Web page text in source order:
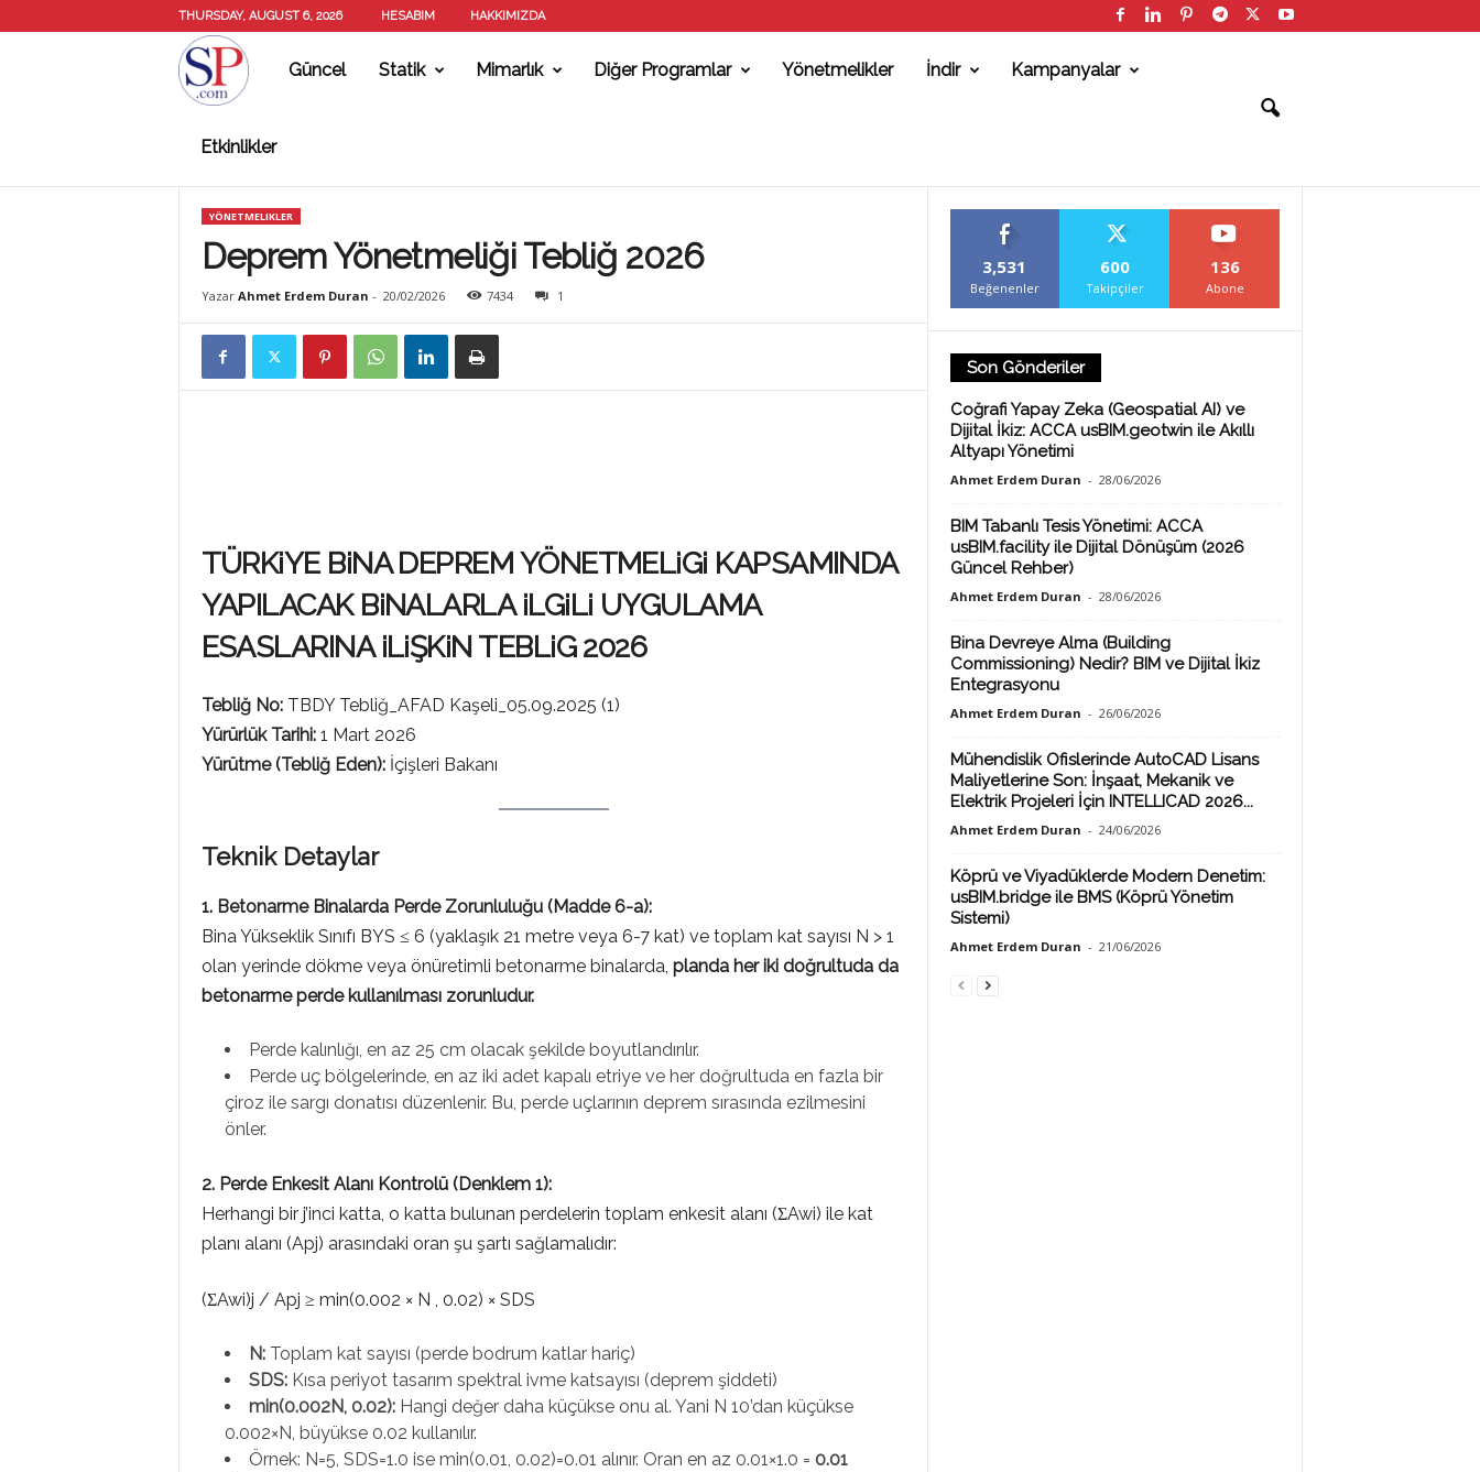
THURSDAY, AUGUST 6, 2026 HESABIM HAKKIMIZDA
T
A
T
İ
R
G
A
M
L
R
Güncel Statik Mimarlık Diğer Programlar Yönetmelikler İndir Kampanyalar
Etkinlikler
YÖNETMELIKLER
Deprem Yönetmeliği Tebliğ 2026
Yazar Ahmet Erdem Duran - 20/02/2026 7434 1
TÜRKiYE BiNA DEPREM YÖNETMELiGi KAPSAMINDA
YAPILACAK BiNALARLA iLGiLi UYGULAMA
ESASLARINA iLiŞKiN TEBLiG 2026
Tebliğ No:TBDY Tebliğ_AFAD Kaşeli_05.09.2025 (1)
Yürürlük Tarihi:1 Mart 2026
Yürütme (Tebliğ Eden):İçişleri Bakanı
Teknik Detaylar
1. Betonarme Binalarda Perde Zorunluluğu (Madde 6-a):
Bina Yükseklik Sınıfı BYS ≤ 6 (yaklaşık 21 metre veya 6-7 kat) ve toplam kat sayısı N > 1
olan yerinde dökme veya önüretimli betonarme binalarda, planda her iki doğrultuda da
betonarme perde kullanılması zorunludur.
Perde kalınlığı, en az 25 cm olacak şekilde boyutlandırılır.
Perde uç bölgelerinde, en az iki adet kapalı etriye ve her doğrultuda en fazla bir
çiroz ile sargı donatısı düzenlenir. Bu, perde uçlarının deprem sırasında ezilmesini
önler.
2. Perde Enkesit Alanı Kontrolü (Denklem 1):
Herhangi bir j’inci katta, o katta bulunan perdelerin toplam enkesit alanı (ΣAwi) ile kat
planı alanı (Apj) arasındaki oran şu şartı sağlamalıdır:
(ΣAwi)j / Apj ≥ min(0.002 × N , 0.02) × SDS
N:Toplam kat sayısı (perde bodrum katlar hariç)
SDS:Kısa periyot tasarım spektral ivme katsayısı (deprem şiddeti)
min(0.002N, 0.02):Hangi değer daha küçükse onu al. Yani N 10’dan küçükse
0.002×N, büyükse 0.02 kullanılır.
Örnek: N=5, SDS=1.0 ise min(0.01, 0.02)=0.01 alınır. Oran en az 0.01×1.0 = 0.01
3,531
Beğenenler
600
Takipçiler
136
Abone
Son Gönderiler
Coğrafi Yapay Zeka (Geospatial AI) ve
Dijital İkiz: ACCA usBIM.geotwin ile Akıllı
Altyapı Yönetimi
Ahmet Erdem Duran - 28/06/2026
BIM Tabanlı Tesis Yönetimi: ACCA
usBIM.facility ile Dijital Dönüşüm (2026
Güncel Rehber)
Ahmet Erdem Duran - 28/06/2026
Bina Devreye Alma (Building
Commissioning) Nedir? BIM ve Dijital İkiz
Entegrasyonu
Ahmet Erdem Duran - 26/06/2026
Mühendislik Ofislerinde AutoCAD Lisans
Maliyetlerine Son: İnşaat, Mekanik ve
Elektrik Projeleri İçin INTELLICAD 2026...
Ahmet Erdem Duran - 24/06/2026
Köprü ve Viyadüklerde Modern Denetim:
usBIM.bridge ile BMS (Köprü Yönetim
Sistemi)
Ahmet Erdem Duran - 21/06/2026